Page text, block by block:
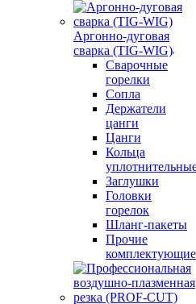
Аргонно-дуговая
сварка (TIG-WIG)
Сварочные
горелки
Сопла
Держатели
цанги
Цанги
Кольца
Заглушки
Головки
горелок
Шланг-пакеты
Прочие
комплектующие